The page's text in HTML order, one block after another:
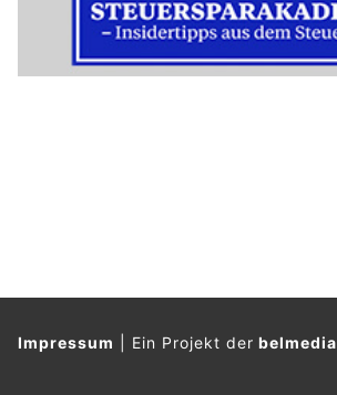
Impressum Ein Projekt derbelmedia